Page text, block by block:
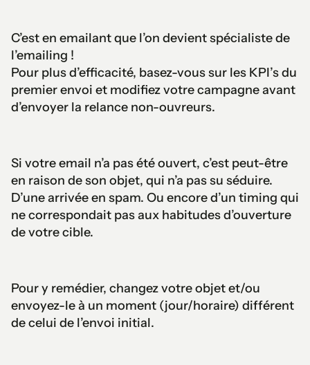
C’est en emailant que l’on devient spécialiste de
l’emailing !
Pour plus d’efficacité, basez-vous sur les KPI’s du
premier envoi et modifiez votre campagne avant
d’envoyer la relance non-ouvreurs.
Si votre email n’a pas été ouvert, c’est peut-être
en raison de son objet, qui n’a pas su séduire.
D’une arrivée en spam. Ou encore d’un timing qui
ne correspondait pas aux habitudes d’ouverture
de votre cible.
Pour y remédier, changez votre objet et/ou
envoyez-le à un moment (jour/horaire) différent
de celui de l’envoi initial.